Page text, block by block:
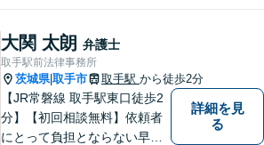
大関 太朗 弁護士
取手駅前法律事務所
茨城県|取手市 取手駅 から徒歩2分
【JR常磐線 取手駅東口徒歩2
分】【初回相談無料】依頼者
にとって負担とならない早期
詳細を見
る